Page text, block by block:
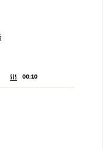
TEMPS
CUISSON :
00:10